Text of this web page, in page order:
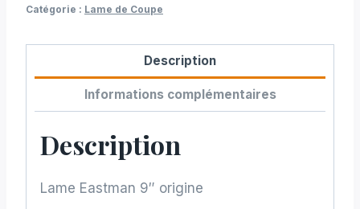
Catégorie : Lame de Coupe
Description
Informations complémentaires
Description
Lame Eastman 9″ origine